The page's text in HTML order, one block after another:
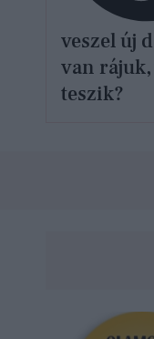
veszel új
van
teszik?